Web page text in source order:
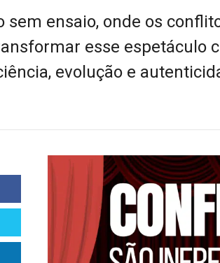
sem ensaio, onde os
esse espetáculo
evolução e